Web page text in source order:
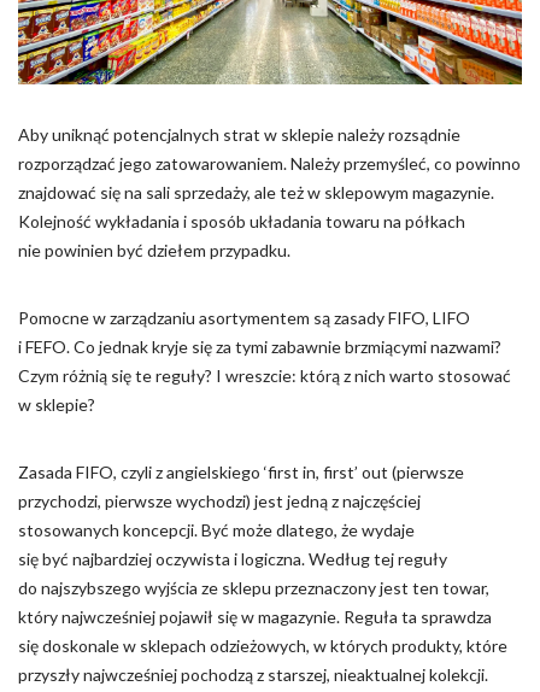
Aby uniknąć potencjalnych strat w sklepie należy rozsądnie
rozporządzać jego zatowarowaniem. Należy przemyśleć, co powinno
znajdować się na sali sprzedaży, ale też w sklepowym magazynie.
Kolejność wykładania i sposób układania towaru na półkach
nie powinien być dziełem przypadku.
Pomocne w zarządzaniu asortymentem są zasady FIFO, LIFO
i FEFO. Co jednak kryje się za tymi zabawnie brzmiącymi nazwami?
Czym różnią się te reguły? I wreszcie: którą z nich warto stosować
w sklepie?
Zasada FIFO, czyli z angielskiego ‘first in, first’ out (pierwsze
przychodzi, pierwsze wychodzi) jest jedną z najczęściej
stosowanych koncepcji. Być może dlatego, że wydaje
się być najbardziej oczywista i logiczna. Według tej reguły
do najszybszego wyjścia ze sklepu przeznaczony jest ten towar,
który najwcześniej pojawił się w magazynie. Reguła ta sprawdza
się doskonale w sklepach odzieżowych, w których produkty, które
przyszły najwcześniej pochodzą z starszej, nieaktualnej kolekcji.
zapamiętanie informacji, które zmieniają wygląd lub
funkcjonowanie strony, np. preferowany język lub region, w
którym znajduje się użytkownik.
Statystyka
Statystyczne pliki cookie pomagają właścicielem stron
internetowych zrozumieć, w jaki sposób różni użytkownicy
zachowują się na stronie, gromadząc i zgłaszając anonimowe
informacje.
Marketing
Marketingowe pliki cookie stosowane są w celu śledzenia
wyświetlanie reklam, które są istotne i interesujące dla
wydawców i reklamodawców strony trzeciej.
Nieklasyfikowane
Nieklasyfikowane pliki cookie, to pliki, które są w procesie
klasyfikowania, wraz z dostawcami poszczególnych ciasteczek.
Odrzuć